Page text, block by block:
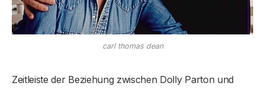
carl thomas dean
Zeitleiste der Beziehung zwischen Dolly Parton und